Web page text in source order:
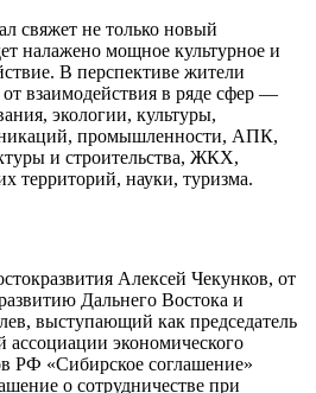
свяжет не только новый
налажено мощное культурное и
В перспективе жители
взаимодействия в ряде сфер —
экологии, культуры,
промышленности, АПК,
и строительства, ЖКХ,
территорий, науки, туризма.
Алексей Чекунков, от
Дальнего Востока и
выступающий как председатель
экономического
РФ «Сибирское соглашение»
о сотрудничестве при